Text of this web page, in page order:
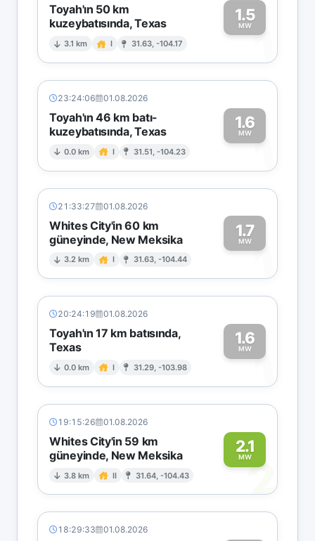
Toyah'ın 50 km
kuzeybatısında, Texas
3.1 km I 31.63, -104.17
1.5
MW1
23:24:06 01.08.2026
Toyah'ın 46 km batı-
kuzeybatısında, Texas
0.0 km I 31.51, -104.23
1.6
MW1
21:33:27 01.08.2026
Whites City'in 60 km
güneyinde, New Meksika
3.2 km I 31.63, -104.44
1.7
MW1
20:24:19 01.08.2026
Toyah'ın 17 km batısında,
Texas
0.0 km I 31.29, -103.98
1.6
MW1
19:15:26 01.08.2026
Whites City'in 59 km
güneyinde, New Meksika
3.8 km II 31.64, -104.43
2.1
MW2
18:29:33 01.08.2026